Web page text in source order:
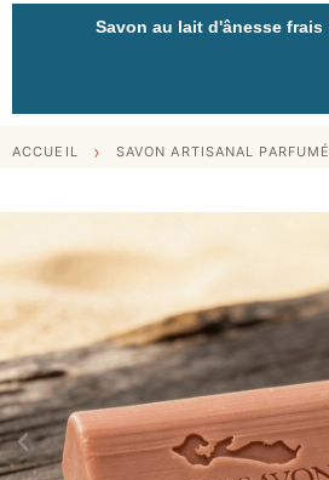
Savon au lait d'ânesse frais
ACCUEIL SAVON ARTISANAL PARFUMÉ